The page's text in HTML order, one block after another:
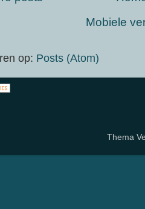
Mobiele
op: Posts (Atom)
Thema